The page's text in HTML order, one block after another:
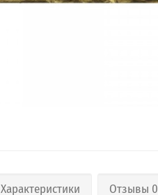
Характеристики Отзывы 0